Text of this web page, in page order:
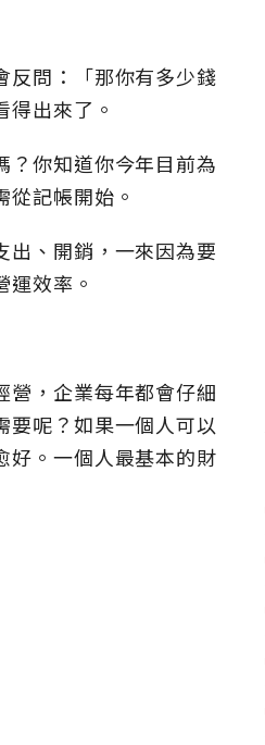
反問：「那你有多少錢
得出來了。
？你知道你今年目前為
記帳開始。
出、開銷，一來因為要
效率。
營，企業每年都會仔細
要呢？如果一個人可以
好。一個人最基本的財